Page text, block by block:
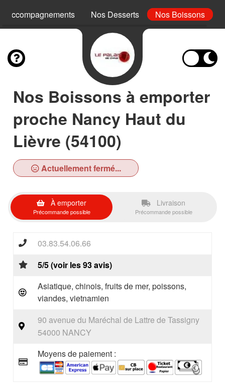
Accompagnements Nos Desserts Nos Boissons
Nos Boissons à emporter
proche Nancy Haut du
Lièvre (54100)
Actuellement fermé...
À emporter
Précommande possible
Livraison
Précommande possible
03.83.54.06.66
5/5 (voir les 93 avis)
Asiatique, chinois, fruits de mer, poissons,
viandes, vietnamien
90 avenue du Maréchal de Lattre de Tassigny
54000 NANCY
Moyens de paiement :